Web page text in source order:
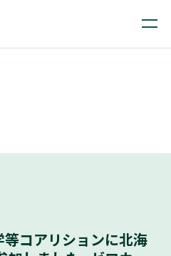
コアリションに北海